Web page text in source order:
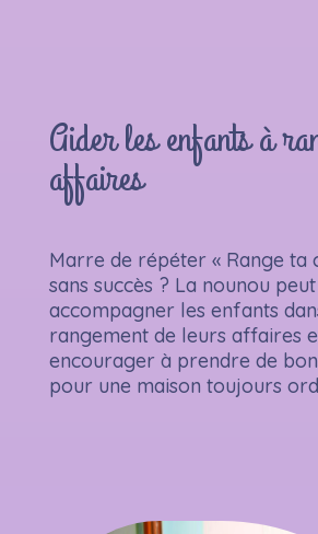
Aider les enfants à
affaires
Marre de répéter « Range ta
sans succès ? La nounou peut
accompagner les enfants
rangement de leurs affaires
encourager à prendre de
pour une maison toujours